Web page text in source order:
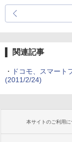
関連記事
・
ドコモ、スマート
(2011/2/24)
本サイトのご利用に